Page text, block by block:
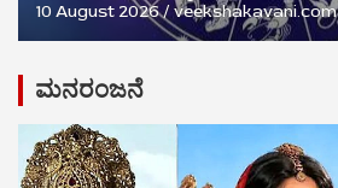
10 August 2026 veekshakavani.com
ಮನರಂಜನೆ